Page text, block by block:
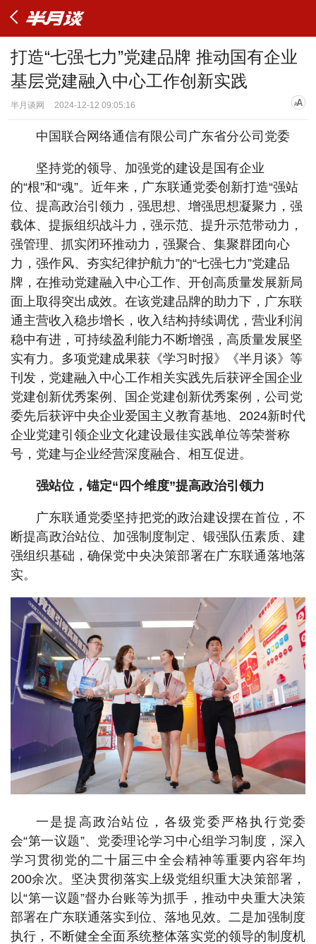
打造“七强七力”党建品牌 推动国有企业
基层党建融入中心工作创新实践
半月谈网 2024-12-12 09:05:16
中国联合网络通信有限公司广东省分公司党委
坚持党的领导、加强党的建设是国有企业
的“根”和“魂”。近年来，广东联通党委创新打造“强站
位、提高政治引领力，强思想、增强思想凝聚力，强
载体、提振组织战斗力，强示范、提升示范带动力，
强管理、抓实闭环推动力，强聚合、集聚群团向心
力，强作风、夯实纪律护航力”的“七强七力”党建品
牌，在推动党建融入中心工作、开创高质量发展新局
面上取得突出成效。在该党建品牌的助力下，广东联
通主营收入稳步增长，收入结构持续调优，营业利润
稳中有进，可持续盈利能力不断增强，高质量发展坚
实有力。多项党建成果获《学习时报》《半月谈》等
刊发，党建融入中心工作相关实践先后获评全国企业
党建创新优秀案例、国企党建创新优秀案例，公司党
委先后获评中央企业爱国主义教育基地、2024新时代
企业党建引领企业文化建设最佳实践单位等荣誉称
号，党建与企业经营深度融合、相互促进。
强站位，锚定“四个维度”提高政治引领力
广东联通党委坚持把党的政治建设摆在首位，不
断提高政治站位、加强制度制定、锻强队伍素质、建
强组织基础，确保党中央决策部署在广东联通落地落
实。
一是提高政治站位，各级党委严格执行党委
会“第一议题”、党委理论学习中心组学习制度，深入
学习贯彻党的二十届三中全会精神等重要内容年均
200余次。坚决贯彻落实上级党组织重大决策部署，
以“第一议题”督办台账等为抓手，推动中央重大决策
部署在广东联通落实到位、落地见效。二是加强制度
执行，不断健全全面系统整体落实党的领导的制度机